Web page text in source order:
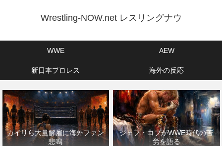
Wrestling-NOW.net レスリングナウ
WWE AEW
新日本プロレス 海外の反応
カイリら大量解雇に海外ファン
悲鳴
ジェフ・コブがWWE時代の苦
労を語る